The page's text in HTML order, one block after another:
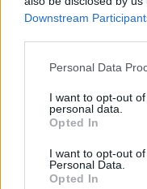
Downstream
Personal Data
I want to opt-out
personal data.
Opted In
I want to opt-out
Personal Data.
Opted In
Jokerit nimesi
Anttila saa C-kirjaimen
LIITTYVÄT ARTIKKELIT